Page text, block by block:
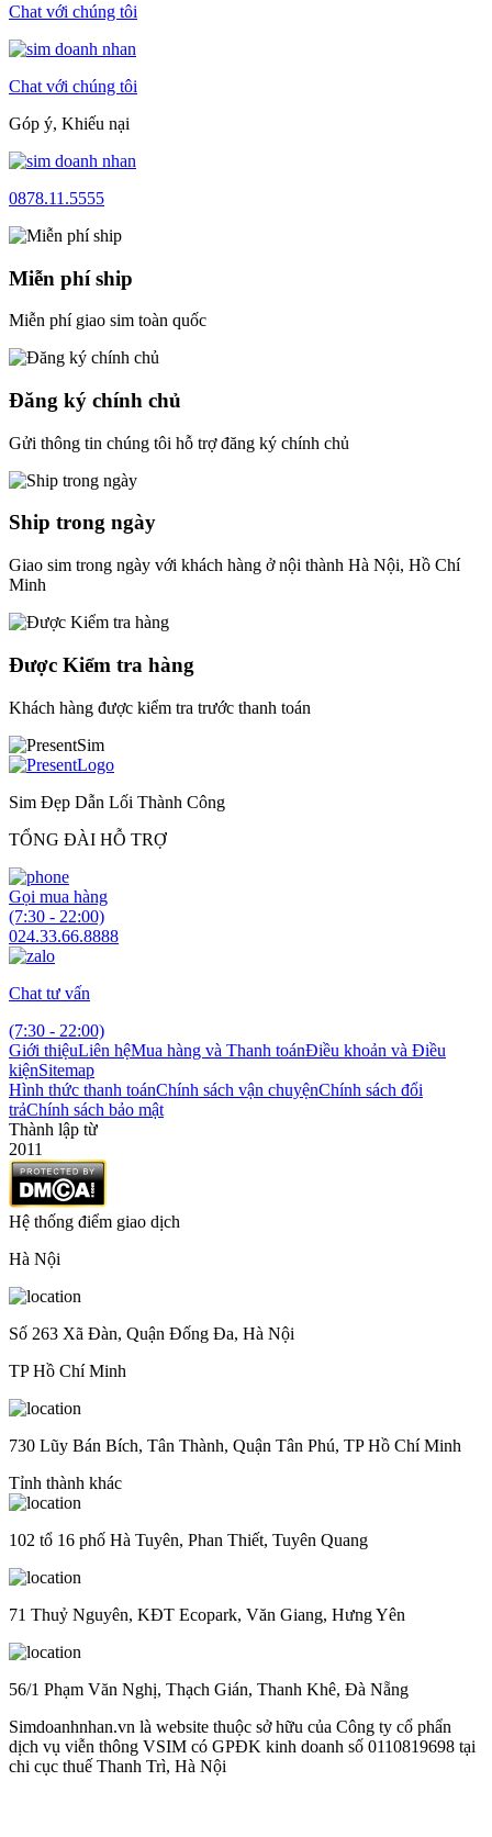
Chat với chúng tôi
Chat với chúng tôi
Góp ý, Khiếu nại
0878.11.5555
Miễn phí ship
Miễn phí giao sim toàn quốc
Đăng ký chính chủ
Gửi thông tin chúng tôi hỗ trợ đăng ký chính chủ
Ship trong ngày
Giao sim trong ngày với khách hàng ở nội thành Hà Nội, Hồ Chí
Minh
Được Kiểm tra hàng
Khách hàng được kiểm tra trước thanh toán
Sim Đẹp Dẫn Lối Thành Công
TỔNG ĐÀI HỖ TRỢ
Gọi mua hàng
(7:30 - 22:00)
024.33.66.8888
Chat tư vấn
(7:30 - 22:00)
Giới thiệuLiên hệMua hàng và Thanh toánĐiều khoản và Điều
kiệnSitemap
Hình thức thanh toánChính sách vận chuyệnChính sách đổi
trảChính sách bảo mật
Thành lập từ
2011
Hệ thống điểm giao dịch
Hà Nội
Số 263 Xã Đàn, Quận Đống Đa, Hà Nội
TP Hồ Chí Minh
730 Lũy Bán Bích, Tân Thành, Quận Tân Phú, TP Hồ Chí Minh
Tỉnh thành khác
102 tổ 16 phố Hà Tuyên, Phan Thiết, Tuyên Quang
71 Thuỷ Nguyên, KĐT Ecopark, Văn Giang, Hưng Yên
56/1 Phạm Văn Nghị, Thạch Gián, Thanh Khê, Đà Nẵng
Simdoanhnhan.vn là website thuộc sở hữu của Công ty cổ phẩn
dịch vụ viễn thông VSIM có GPĐK kinh doanh số 0110819698 tại
chi cục thuế Thanh Trì, Hà Nội